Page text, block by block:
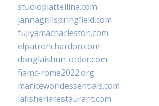
studiopiattellina.com
jannagrillspringfield.com
fujiyamacharleston.com
elpatronchardon.com
donglaishun-order.com
fiamc-rome2022.org
mariceworldessentials.com
lafisheriarestaurant.com